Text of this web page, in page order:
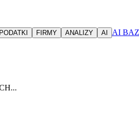
PODATKI FIRMY ANALIZY AI AI